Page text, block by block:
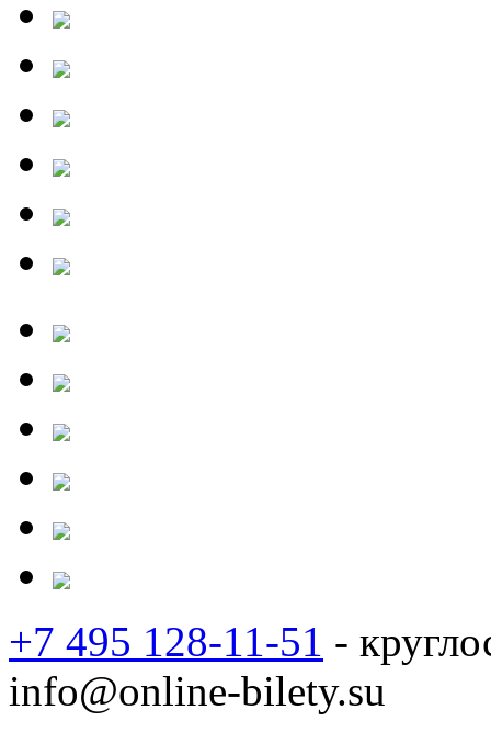
+7 495 128-11-51 -
info@online-bilety.su